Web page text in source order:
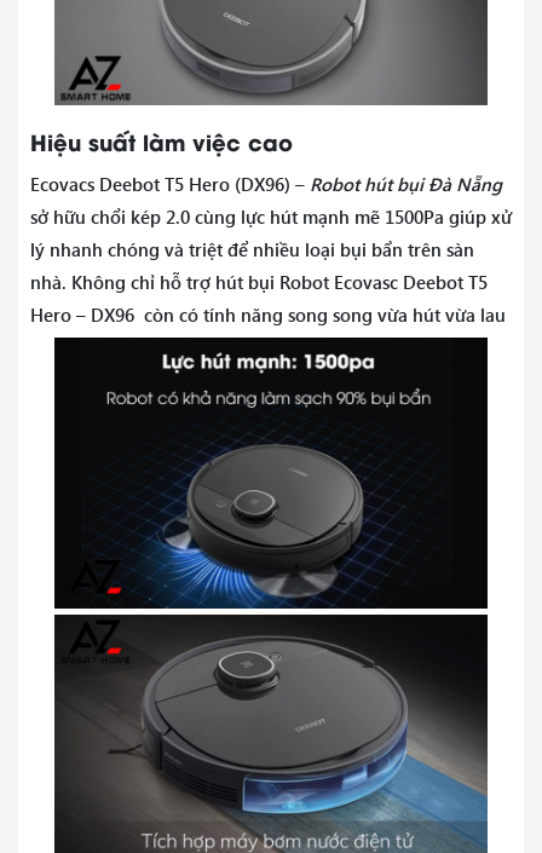
Hiệu suất làm việc cao
Ecovacs Deebot T5 Hero (DX96) – Robot hút bụi Đà Nẵng
sở hữu chổi kép 2.0 cùng lực hút mạnh mẽ 1500Pa giúp xử
lý nhanh chóng và triệt để nhiều loại bụi bẩn trên sàn
nhà. Không chỉ hỗ trợ hút bụi Robot Ecovasc Deebot T5
Hero – DX96 còn có tính năng song song vừa hút vừa lau